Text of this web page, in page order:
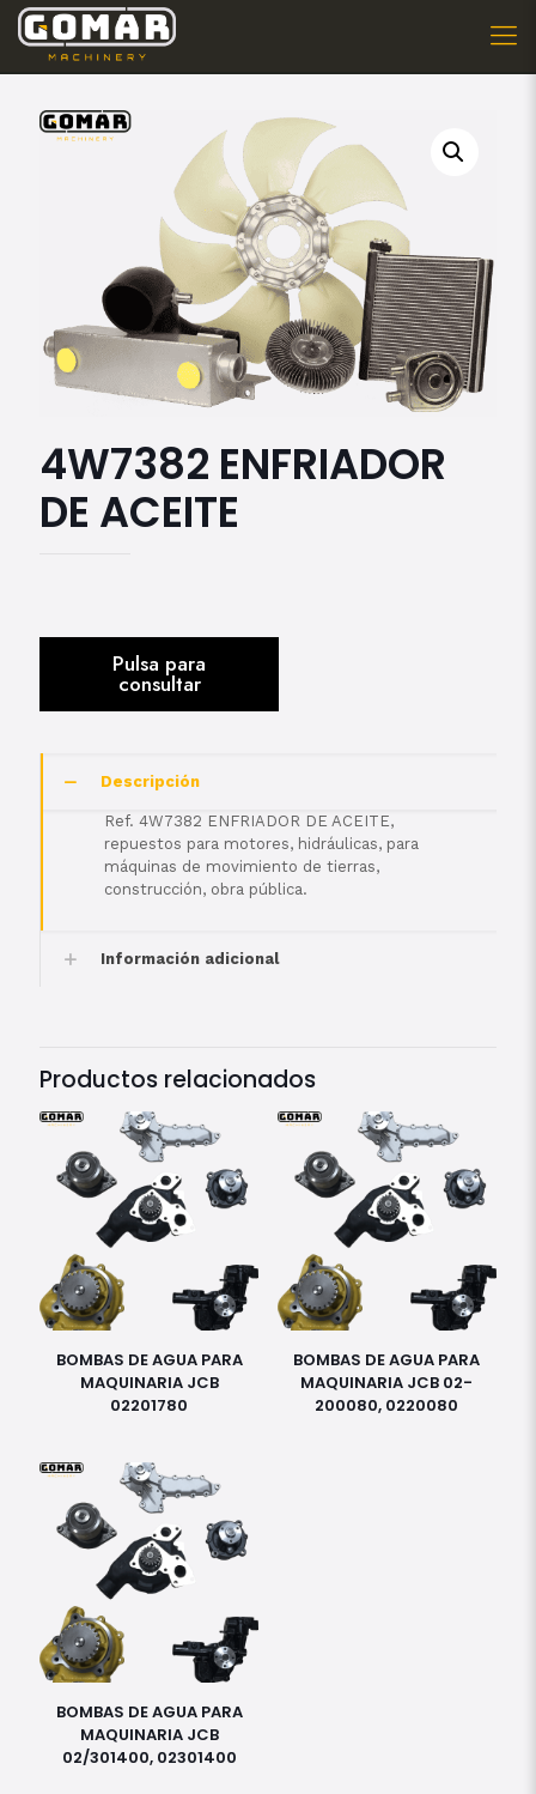
4W7382 ENFRIADOR
DE ACEITE
Descripción
Ref. 4W7382 ENFRIADOR DE ACEITE,
repuestos para motores, hidráulicas, para
máquinas de movimiento de tierras,
construcción, obra pública.
Información adicional
Productos relacionados
BOMBAS DE AGUA PARA
MAQUINARIA JCB
02201780
BOMBAS DE AGUA PARA
MAQUINARIA JCB 02-
200080, 0220080
BOMBAS DE AGUA PARA
MAQUINARIA JCB
02/301400, 02301400